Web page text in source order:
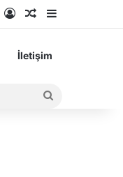
Kayıt OlRastgele Makale
İletişim